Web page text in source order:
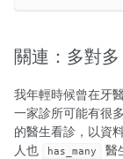
關連：多對多
我年輕時候曾在牙
一家診所可能有很
的醫生看診，以資
人也
has_many
醫